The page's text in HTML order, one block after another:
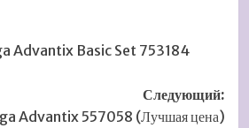
Advantix Basic Set 753184
Следующий:
Advantix 557058 (Лучшая цена)